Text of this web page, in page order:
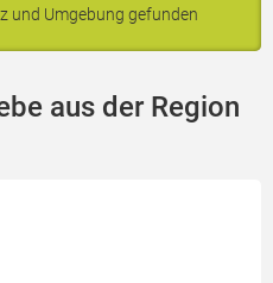
und Umgebung gefunden
aus der Region